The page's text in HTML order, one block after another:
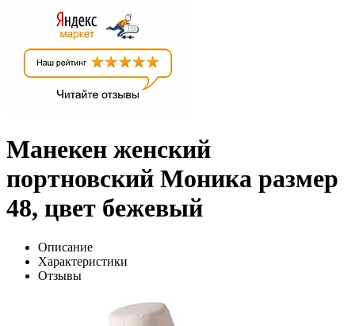
Манекен женский
портновский Моника размер
48, цвет бежевый
Описание
Характеристики
Отзывы